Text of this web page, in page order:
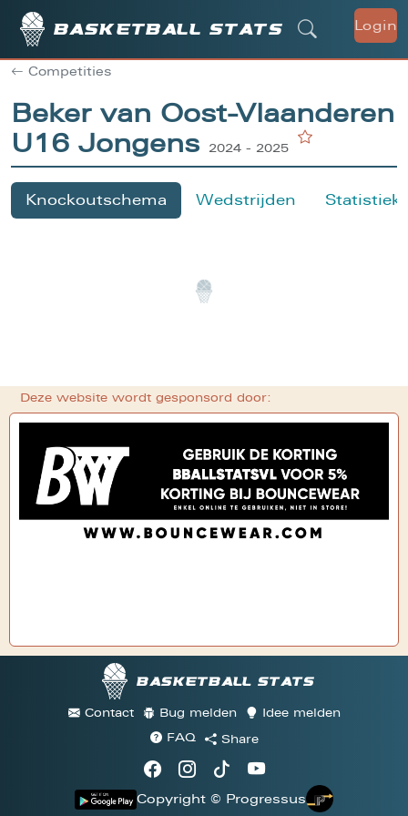
Basketball stats Login
Competities
Beker van Oost-Vlaanderen
U16 Jongens
2024 - 2025
Knockoutschema Wedstrijden
Deze website wordt gesponsord door:
Basketball stats
Contact Bug melden
Idee melden
FAQ
Share
Copyright © Progressus